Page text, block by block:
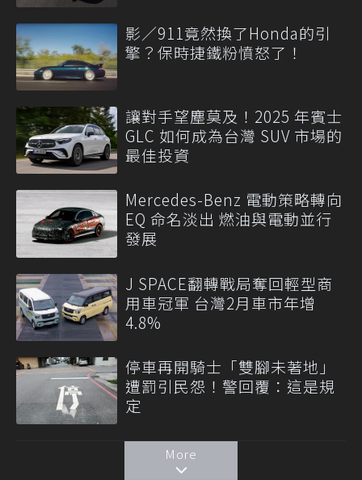
影／911竟然換了Honda的引
擎？保時捷鐵粉憤怒了！
讓對手望塵莫及！2025 年賓士
GLC 如何成為台灣 SUV 市場的
最佳投資
Mercedes-Benz 電動策略轉向
EQ 命名淡出 燃油與電動並行
發展
J SPACE翻轉戰局奪回輕型商
用車冠軍 台灣2月車市年增
4.8%
停車再開騎士「雙腳未著地」
遭罰引民怨！警回覆：這是規
定
More